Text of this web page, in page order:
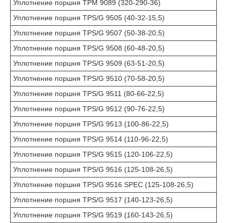
Уплотнение поршня TPM 9089 (320-290-36)
Уплотнение поршня TPS/G 9505 (40-32-15,5)
Уплотнение поршня TPS/G 9507 (50-38-20,5)
Уплотнение поршня TPS/G 9508 (60-48-20,5)
Уплотнение поршня TPS/G 9509 (63-51-20,5)
Уплотнение поршня TPS/G 9510 (70-58-20,5)
Уплотнение поршня TPS/G 9511 (80-66-22,5)
Уплотнение поршня TPS/G 9512 (90-76-22,5)
Уплотнение поршня TPS/G 9513 (100-86-22,5)
Уплотнение поршня TPS/G 9514 (110-96-22,5)
Уплотнение поршня TPS/G 9515 (120-106-22,5)
Уплотнение поршня TPS/G 9516 (125-108-26,5)
Уплотнение поршня TPS/G 9516 SPEC (125-108-26,5)
Уплотнение поршня TPS/G 9517 (140-123-26,5)
Уплотнение поршня TPS/G 9519 (160-143-26,5)